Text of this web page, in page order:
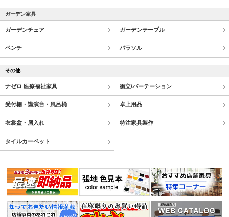
ガーデン家具
ガーデンチェア ガーデンテーブル
ベンチ パラソル
その他
ナゼロ 医療福祉家具 衝立/パーテーション
受付棚・講演台・風呂桶 卓上用品
衣裳盆・屑入れ 特注家具製作
タイルカーペット